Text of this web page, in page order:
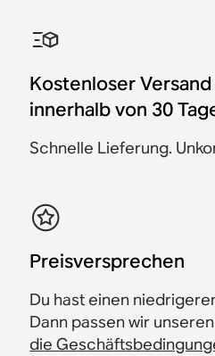
300
2.786 € 3.096 €
Spare 310 €
Spare 210 €
Spare 75 €
Spare 210 €
Wandhalterung
1.188 €
Kostenloser
innerhalb von 30
Schnelle Lieferung.
​Preisversprechen
Du hast einen
Dann passen wir
die